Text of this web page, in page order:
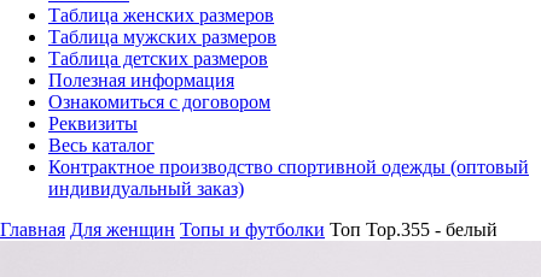
Таблица женских размеров
Таблица мужских размеров
Таблица детских размеров
Полезная информация
Ознакомиться с договором
Реквизиты
Весь каталог
Контрактное производство спортивной одежды (оптовый
индивидуальный заказ)
Главная Для женщин Топы и футболки Топ Top.355 - белый